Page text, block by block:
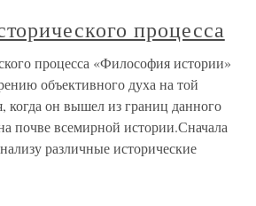
процесса
процесса «Философия истории»
объективного духа на той
когда он вышел из границ данного
почве всемирной истории.Сначала
различные исторические